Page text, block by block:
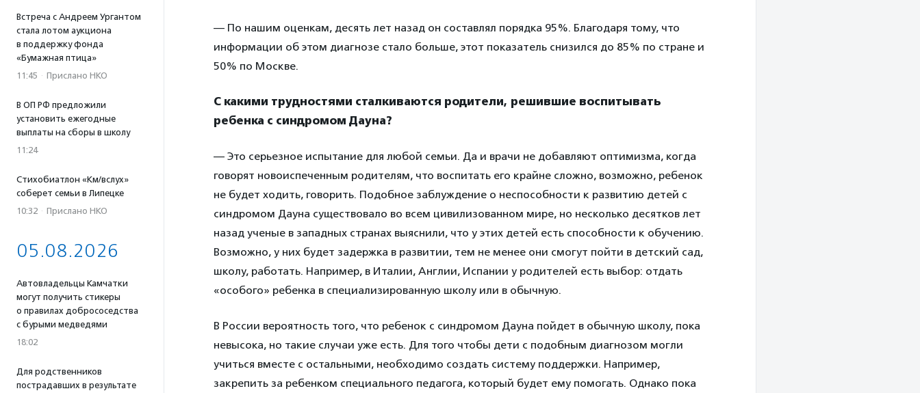
Встреча с Андреем Ургантом
стала лотом аукциона
в поддержку фонда
«Бумажная птица»
11:45 · Прислано НКО
В ОП РФ предложили
установить ежегодные
выплаты на сборы в школу
11:24
Стихобиатлон «Км/вслух»
соберет семьи в Липецке
10:32 · Прислано НКО
05.08.2026
Автовладельцы Камчатки
могут получить стикеры
о правилах добрососедства
с бурыми медведями
18:02
Для родственников
пострадавших в результате
— По нашим оценкам, десять лет назад он составлял порядка 95%. Благодаря тому, что
информации об этом диагнозе стало больше, этот показатель снизился до 85% по стране и
50% по Москве.
С какими трудностями сталкиваются родители, решившие воспитывать
ребенка с синдромом Дауна?
— Это серьезное испытание для любой семьи. Да и врачи не добавляют оптимизма, когда
говорят новоиспеченным родителям, что воспитать его крайне сложно, возможно, ребенок
не будет ходить, говорить. Подобное заблуждение о неспособности к развитию детей с
синдромом Дауна существовало во всем цивилизованном мире, но несколько десятков лет
назад ученые в западных странах выяснили, что у этих детей есть способности к обучению.
Возможно, у них будет задержка в развитии, тем не менее они смогут пойти в детский сад,
школу, работать. Например, в Италии, Англии, Испании у родителей есть выбор: отдать
«особого» ребенка в специализированную школу или в обычную.
В России вероятность того, что ребенок с синдромом Дауна пойдет в обычную школу, пока
невысока, но такие случаи уже есть. Для того чтобы дети с подобным диагнозом могли
учиться вместе с остальными, необходимо создать систему поддержки. Например,
закрепить за ребенком специального педагога, который будет ему помогать. Однако пока